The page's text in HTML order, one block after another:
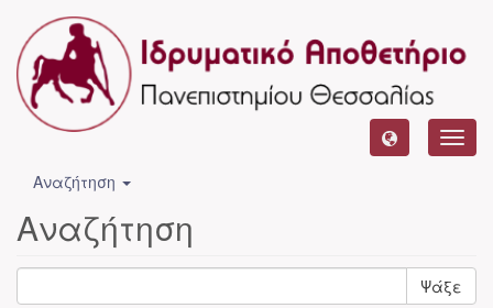
Αναζήτηση
Αναζήτηση
Ψάξε